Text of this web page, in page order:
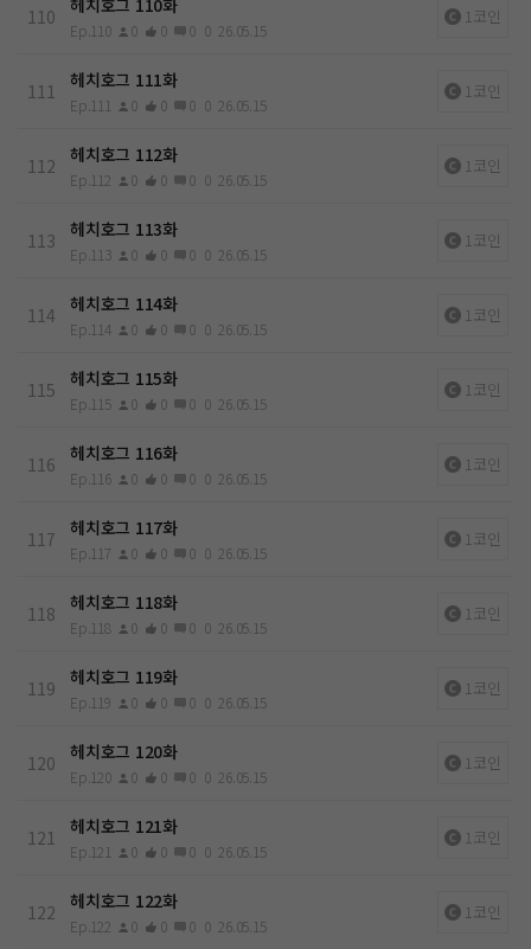
110
Ep.110 0 0 0 0 26.05.15
1코인
111 헤치호그 111화
Ep.111 0 0 0 0 26.05.15
1코인
112 헤치호그 112화
Ep.112 0 0 0 0 26.05.15
1코인
113 헤치호그 113화
Ep.113 0 0 0 0 26.05.15
1코인
114 헤치호그 114화
Ep.114 0 0 0 0 26.05.15
1코인
115 헤치호그 115화
Ep.115 0 0 0 0 26.05.15
1코인
116 헤치호그 116화
Ep.116 0 0 0 0 26.05.15
1코인
117 헤치호그 117화
Ep.117 0 0 0 0 26.05.15
1코인
118 헤치호그 118화
Ep.118 0 0 0 0 26.05.15
1코인
119 헤치호그 119화
Ep.119 0 0 0 0 26.05.15
1코인
120 헤치호그 120화
Ep.120 0 0 0 0 26.05.15
1코인
121 헤치호그 121화
Ep.121 0 0 0 0 26.05.15
1코인
122 헤치호그 122화
Ep.122 0 0 0 0 26.05.15
1코인